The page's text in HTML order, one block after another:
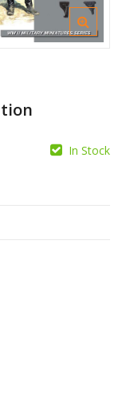
In Stock